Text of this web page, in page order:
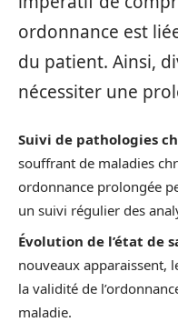
ordonnance est
du patient. Ainsi,
nécessiter une
Suivi de pathologies
souffrant de maladies
ordonnance prolongée
un suivi régulier des
Évolution de l’état de
nouveaux apparaissent,
la validité de
maladie.